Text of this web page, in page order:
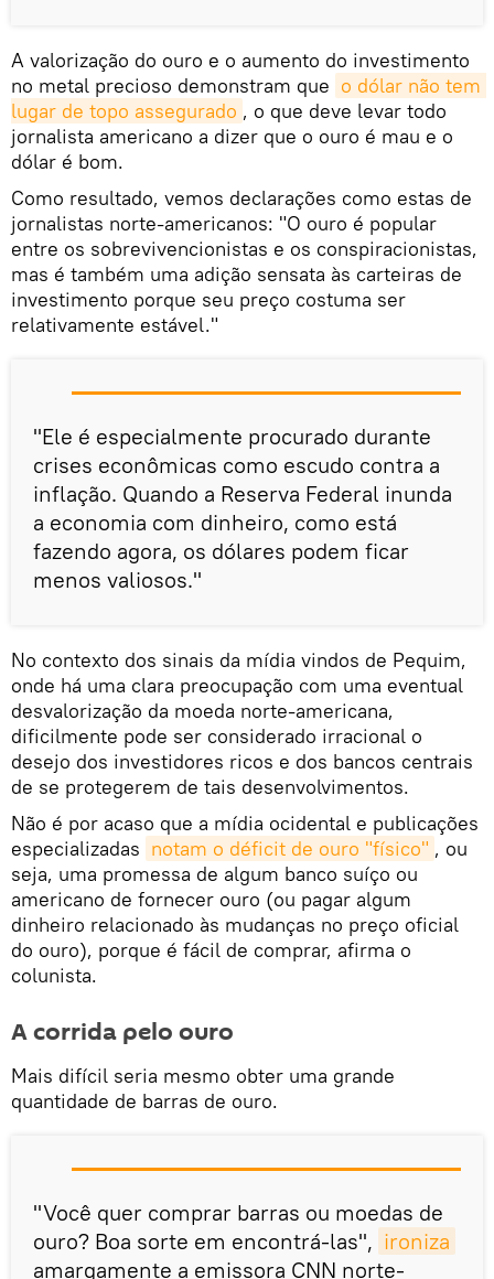
A valorização do ouro e o aumento do investimento
no metal precioso demonstram que o dólar não tem
lugar de topo assegurado , o que deve levar todo
jornalista americano a dizer que o ouro é mau e o
dólar é bom.
Como resultado, vemos declarações como estas de
jornalistas norte-americanos: "O ouro é popular
entre os sobrevivencionistas e os conspiracionistas,
mas é também uma adição sensata às carteiras de
investimento porque seu preço costuma ser
relativamente estável."
"Ele é especialmente procurado durante
crises econômicas como escudo contra a
inflação. Quando a Reserva Federal inunda
a economia com dinheiro, como está
fazendo agora, os dólares podem ficar
menos valiosos."
No contexto dos sinais da mídia vindos de Pequim,
onde há uma clara preocupação com uma eventual
desvalorização da moeda norte-americana,
dificilmente pode ser considerado irracional o
desejo dos investidores ricos e dos bancos centrais
de se protegerem de tais desenvolvimentos.
Não é por acaso que a mídia ocidental e publicações
especializadas notam o déficit de ouro "físico" , ou
seja, uma promessa de algum banco suíço ou
americano de fornecer ouro (ou pagar algum
dinheiro relacionado às mudanças no preço oficial
do ouro), porque é fácil de comprar, afirma o
colunista.
A corrida pelo ouro
Mais difícil seria mesmo obter uma grande
quantidade de barras de ouro.
"Você quer comprar barras ou moedas de
ouro? Boa sorte em encontrá-las", ironiza
amargamente a emissora CNN norte-